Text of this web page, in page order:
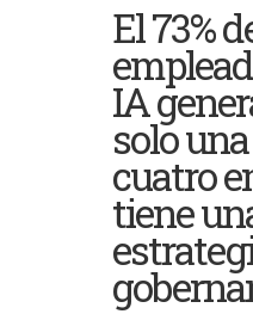
El 73%
IA
solo
cuatro
tiene